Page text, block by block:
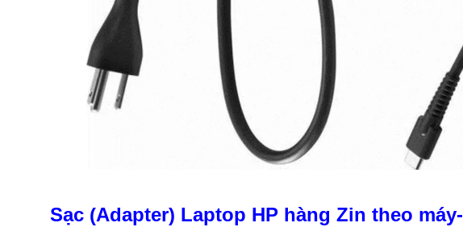
Sạc (Adapter) Laptop HP hàng Zin theo máy-